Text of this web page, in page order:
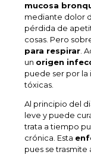
mucosa
mediante dolor
pérdida de
cosas. Pero
para respirar .
un origen
puede ser por la
tóxicas.
Al principio del
leve y puede
trata a tiempo
crónica. Esta
pues se trasmite